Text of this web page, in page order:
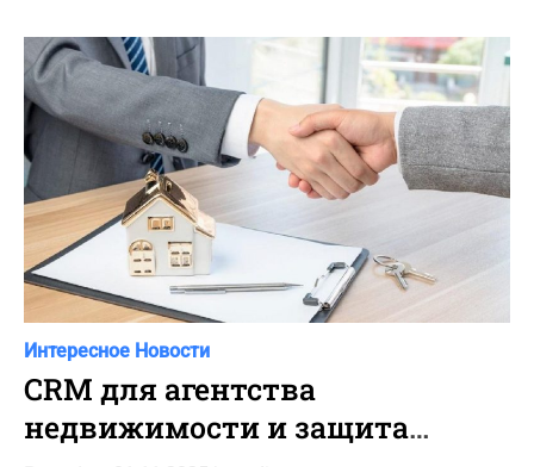
e
s
C
a
t
e
Интересное Новости
CRM для агентства
недвижимости и защита